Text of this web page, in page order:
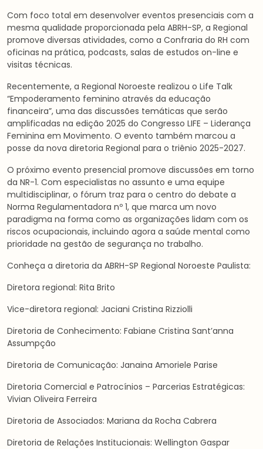
Com foco total em desenvolver eventos presenciais com a
mesma qualidade proporcionada pela ABRH-SP, a Regional
promove diversas atividades, como a Confraria do RH com
oficinas na prática, podcasts, salas de estudos on-line e
visitas técnicas.
Recentemente, a Regional Noroeste realizou o Life Talk
“Empoderamento feminino através da educação
financeira”, uma das discussões temáticas que serão
amplificadas na edição 2025 do Congresso LIFE – Liderança
Feminina em Movimento. O evento também marcou a
posse da nova diretoria Regional para o triênio 2025-2027.
O próximo evento presencial promove discussões em torno
da NR-1. Com especialistas no assunto e uma equipe
multidisciplinar, o fórum traz para o centro do debate a
Norma Regulamentadora nº 1, que marca um novo
paradigma na forma como as organizações lidam com os
riscos ocupacionais, incluindo agora a saúde mental como
prioridade na gestão de segurança no trabalho.
Conheça a diretoria da ABRH-SP Regional Noroeste Paulista:
Diretora regional: Rita Brito
Vice-diretora regional: Jaciani Cristina Rizziolli
Diretoria de Conhecimento: Fabiane Cristina Sant’anna
Assumpção
Diretoria de Comunicação: Janaina Amoriele Parise
Diretoria Comercial e Patrocínios – Parcerias Estratégicas:
Vivian Oliveira Ferreira
Diretoria de Associados: Mariana da Rocha Cabrera
Diretoria de Relações Institucionais: Wellington Gaspar